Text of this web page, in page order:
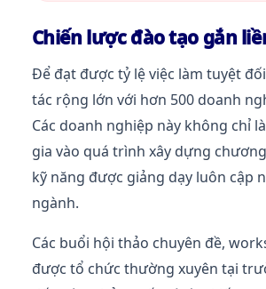
Chiến lược đào tạo gắn
Để đạt được tỷ lệ việc làm tuyệt
tác rộng lớn với hơn 500 doanh
Các doanh nghiệp này không chỉ
gia vào quá trình xây dựng
kỹ năng được giảng dạy luôn cập
ngành.
Các buổi hội thảo chuyên đề,
được tổ chức thường xuyên tại